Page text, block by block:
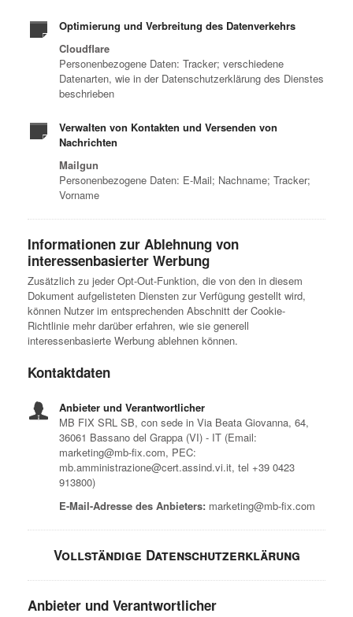
Optimierung und Verbreitung des Datenverkehrs
Cloudflare
Personenbezogene Daten: Tracker; verschiedene
Datenarten, wie in der Datenschutzerklärung des Dienstes
beschrieben
Verwalten von Kontakten und Versenden von
Nachrichten
Mailgun
Personenbezogene Daten: E-Mail; Nachname; Tracker;
Vorname
Informationen zur Ablehnung von
interessenbasierter Werbung
Zusätzlich zu jeder Opt-Out-Funktion, die von den in diesem
Dokument aufgelisteten Diensten zur Verfügung gestellt wird,
können Nutzer im entsprechenden Abschnitt der Cookie-
Richtlinie mehr darüber erfahren, wie sie generell
interessenbasierte Werbung ablehnen können.
Kontaktdaten
Anbieter und Verantwortlicher
MB FIX SRL SB, con sede in Via Beata Giovanna, 64,
36061 Bassano del Grappa (VI) - IT (Email:
marketing@mb-fix.com, PEC:
mb.amministrazione@cert.assind.vi.it, tel +39 0423
913800)
E-Mail-Adresse des Anbieters: marketing@mb-fix.com
Vollständige Datenschutzerklärung
Anbieter und Verantwortlicher